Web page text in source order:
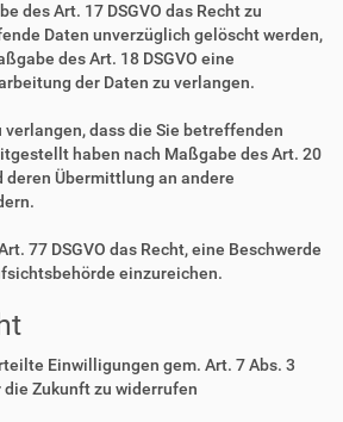
des Art. 17 DSGVO das Recht zu
Daten unverzüglich gelöscht werden,
des Art. 18 DSGVO eine
der Daten zu verlangen.
verlangen, dass die Sie betreffenden
haben nach Maßgabe des Art. 20
deren Übermittlung an andere
77 DSGVO das Recht, eine Beschwerde
einzureichen.
Einwilligungen gem. Art. 7 Abs. 3
die Zukunft zu widerrufen